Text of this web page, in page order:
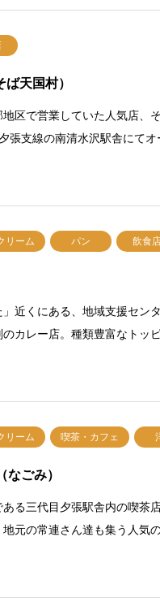
天国村）
区で営業していた人気店、
張支線の南清水沢駅舎にてオ
リーム パン 飲食
近くにある、地域支援セン
カレー店。種類豊富なトッ
リーム 喫茶・カフェ
ごみ）
ある三代目夕張駅舎内の喫茶
元の常連さん達も集う人気